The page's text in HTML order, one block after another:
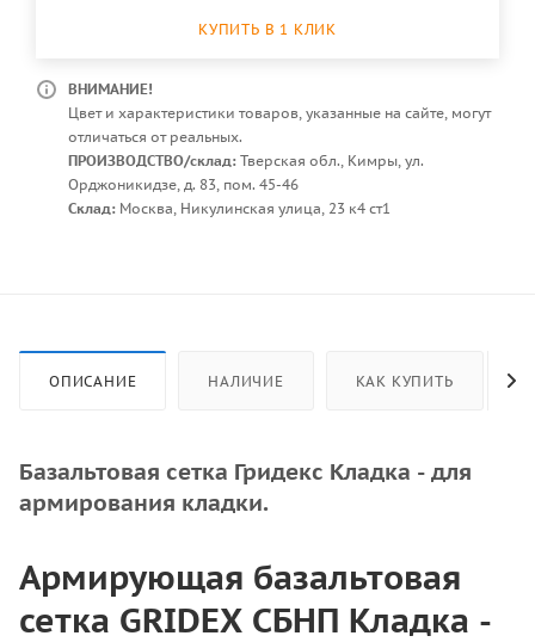
КУПИТЬ В 1 КЛИК
ВНИМАНИЕ!
Цвет и характеристики товаров, указанные на сайте, могут
отличаться от реальных.
ПРОИЗВОДСТВО/склад: Тверская обл., Кимры, ул.
Орджоникидзе, д. 83, пом. 45-46
Склад: Москва, Никулинская улица, 23 к4 ст1
ОПИСАНИЕ НАЛИЧИЕ КАК КУПИТЬ
Базальтовая сетка Гридекс Кладка - для
армирования кладки.
Армирующая базальтовая
сетка GRIDEX СБНП Кладка -